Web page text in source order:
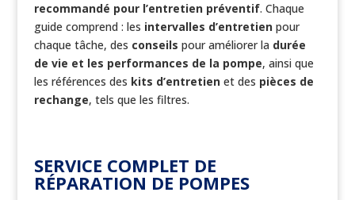
recommandé pour l’entretien préventif. Chaque
guide comprend : les intervalles d’entretienpour
chaque tâche, des conseils pour améliorer la durée
de vie et les performances de la pompe, ainsi que
les références des kits d’entretienet des pièces de
rechange, tels que les filtres.
SERVICE COMPLET DE
RÉPARATION DE POMPES